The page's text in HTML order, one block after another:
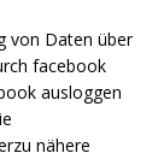
von Daten über
facebook
ausloggen
nähere